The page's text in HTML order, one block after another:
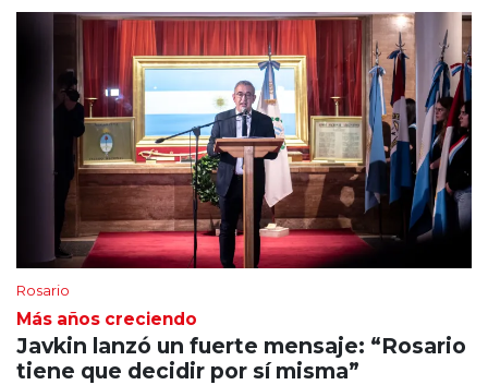
Rosario
Más años creciendo
Javkin lanzó un fuerte mensaje: “Rosario
tiene que decidir por sí misma”